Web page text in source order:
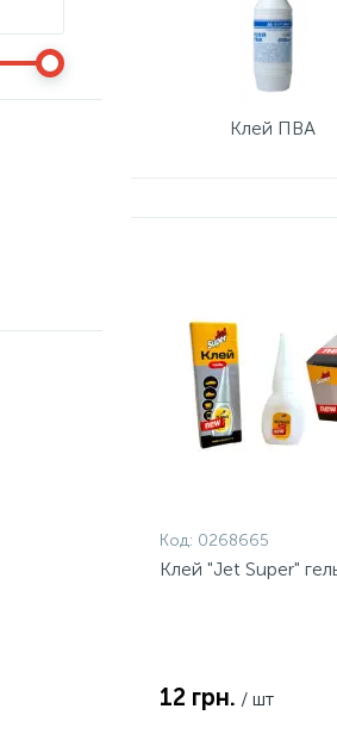
Клей ПВА
Код: 0268665
Клей "Jet Super"
12 грн. / шт